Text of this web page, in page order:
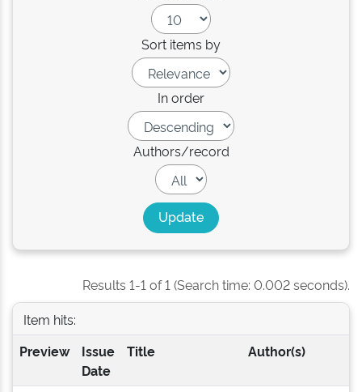
Sort items by
In order
Authors/record
Results 1-1 of 1 (Search time: 0.002 seconds).
Item hits:
Preview
Issue
Date
Title Author(s)